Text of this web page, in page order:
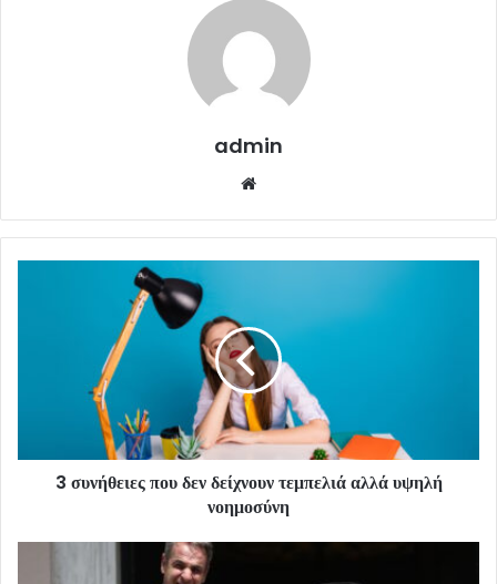
admin
3 συνήθειες που δεν δείχνουν τεμπελιά αλλά υψηλή
νοημοσύνη